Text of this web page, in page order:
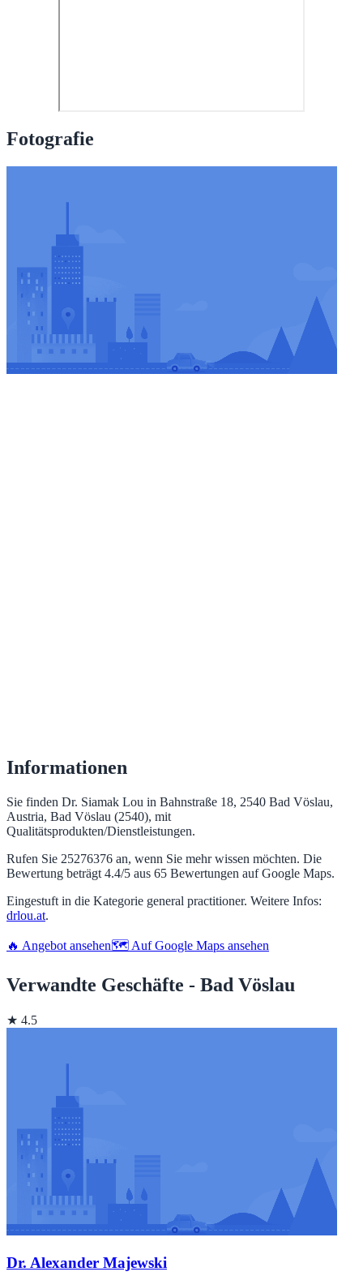
Fotografie
Informationen
Sie finden Dr. Siamak Lou in Bahnstraße 18, 2540 Bad Vöslau,
Austria, Bad Vöslau (2540), mit
Qualitätsprodukten/Dienstleistungen.
Rufen Sie 25276376 an, wenn Sie mehr wissen möchten. Die
Bewertung beträgt 4.4/5 aus 65 Bewertungen auf Google Maps.
Eingestuft in die Kategorie general practitioner. Weitere Infos:
drlou.at.
🔥 Angebot ansehen🗺️ Auf Google Maps ansehen
Verwandte Geschäfte - Bad Vöslau
★ 4.5
Dr. Alexander Majewski